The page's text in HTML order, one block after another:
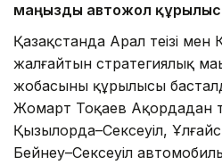
маңызды автожол
Қазақстанда Арал теңізі мен
жалғайтын стратегиялық
жобасының құрылысы
Жомарт Тоқаев Ақордадан
Қызылорда–Сексеуіл,
Бейнеу–Сексеуіл